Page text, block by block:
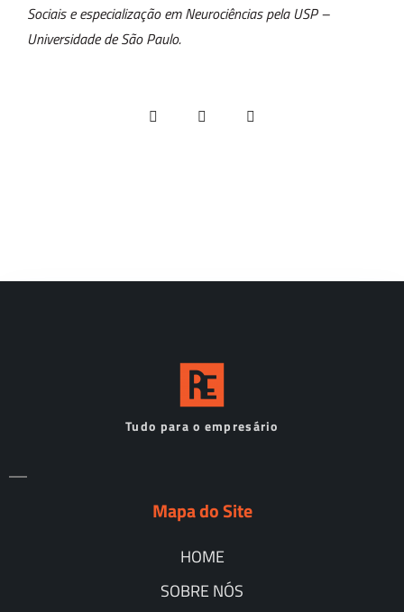
Sociais e especialização em Neurociências pela USP –
Universidade de São Paulo.
Tudo para o empresário
Mapa do Site
HOME
SOBRE NÓS